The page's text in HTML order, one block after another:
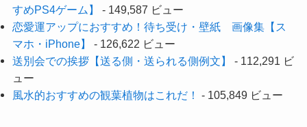
すめPS4ゲーム】
- 149,587 ビュー
恋愛運アップにおすすめ！待ち受け・壁紙 画像集【ス
マホ・iPhone】
- 126,622 ビュー
送別会での挨拶【送る側・送られる側例文】
- 112,291 ビ
ュー
風水的おすすめの観葉植物はこれだ！
- 105,849 ビュー